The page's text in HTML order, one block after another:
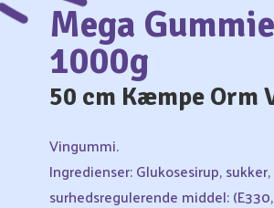
Mega
1000g
50 cm Kæmpe Orm
Vingummi.
Ingredienser: Glukosesirup,
surhedsregulerende middel: